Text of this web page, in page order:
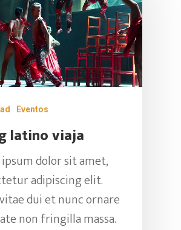
Eventos
latino viaja
dolor sit amet,
adipiscing elit.
dui et nunc ornare
non fringilla massa.